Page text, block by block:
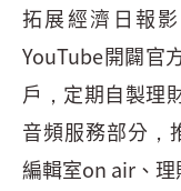
拓展經濟日報
YouTube開闢官
戶，定期自製理
音頻服務部分，
編輯室on air、